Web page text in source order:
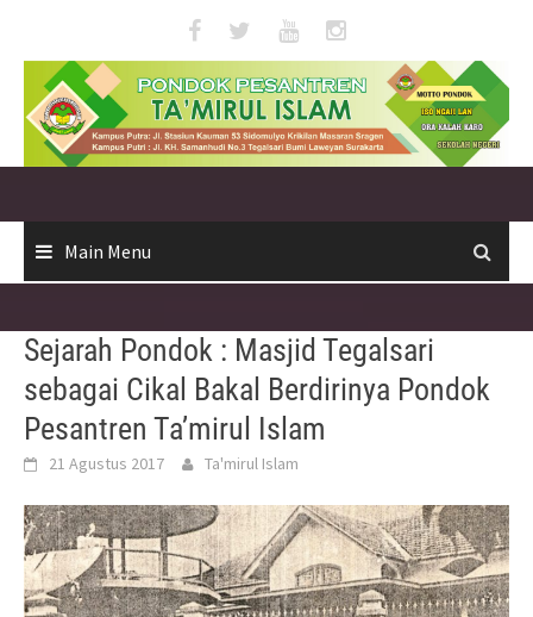
content
Main Menu
Sejarah Pondok : Masjid Tegalsari
sebagai Cikal Bakal Berdirinya Pondok
Pesantren Ta’mirul Islam
21 Agustus 2017 Ta'mirul Islam